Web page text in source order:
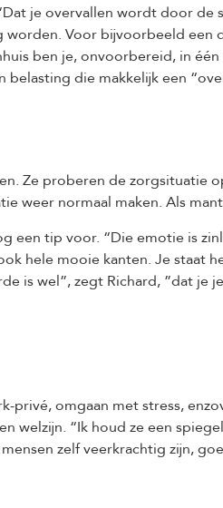
je overvallen wordt door
Voor bijvoorbeeld een
ben je, onvoorbereid, in
die makkelijk een
Ze proberen de zorgsituatie
weer normaal maken. Als
een tip voor. “Die emotie is
hele mooie kanten. Je staat
is wel”, zegt Richard, ”dat je
privé, omgaan met stress,
welzijn. “Ik houd ze een
zelf veerkrachtig zijn,